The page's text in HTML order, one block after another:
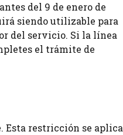
del 9 de enero de
siendo utilizable para
del servicio. Si la línea
el trámite de
Esta restricción se aplica